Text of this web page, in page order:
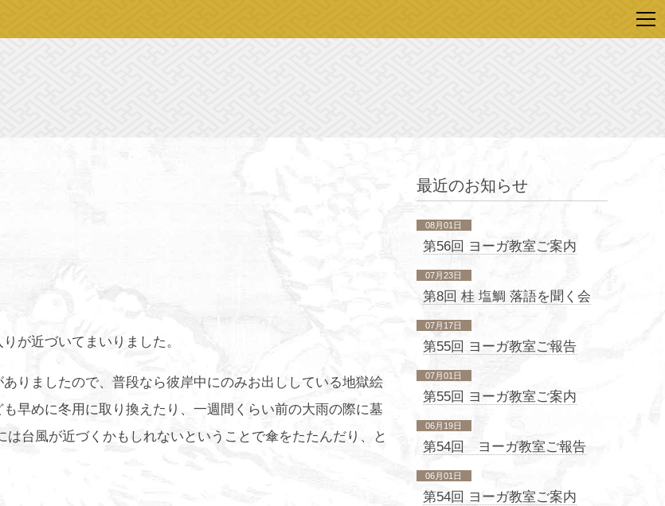
が近づいてまいりました。
りましたので、普段なら彼岸中にのみお出ししている地獄絵
早めに冬用に取り換えたり、一週間くらい前の大雨の際に墓
台風が近づくかもしれないということで傘をたたんだり、と
最近のお知らせ
08月01日
第56回 ヨーガ教室ご案内
07月23日
第8回 桂 塩鯛 落語を聞く会
07月17日
第55回 ヨーガ教室ご報告
07月01日
第55回 ヨーガ教室ご案内
06月19日
第54回 ヨーガ教室ご報告
06月01日
第54回 ヨーガ教室ご案内